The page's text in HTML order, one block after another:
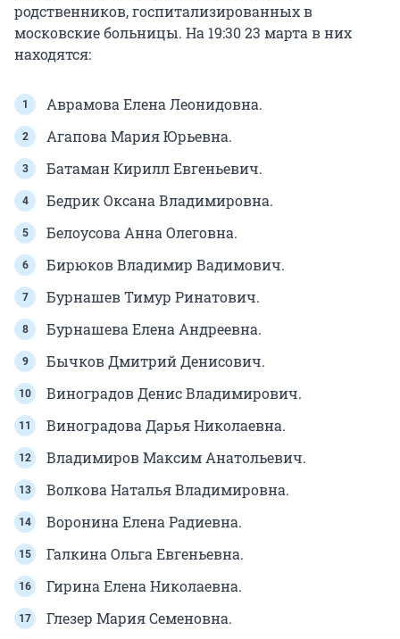
родственников, госпитализированных в
московские больницы. На 19:30 23 марта в них
находятся:
Аврамова Елена Леонидовна.
Агапова Мария Юрьевна.
Батаман Кирилл Евгеньевич.
Бедрик Оксана Владимировна.
Белоусова Анна Олеговна.
Бирюков Владимир Вадимович.
Бурнашев Тимур Ринатович.
Бурнашева Елена Андреевна.
Бычков Дмитрий Денисович.
Виноградов Денис Владимирович.
Виноградова Дарья Николаевна.
Владимиров Максим Анатольевич.
Волкова Наталья Владимировна.
Воронина Елена Радиевна.
Галкина Ольга Евгеньевна.
Гирина Елена Николаевна.
Глезер Мария Семеновна.